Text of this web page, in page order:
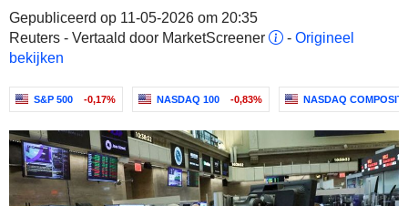
Gepubliceerd op 11-05-2026 om 20:35
Reuters - Vertaald door MarketScreener
- Origineel
bekijken
S&P 500 -0,17% NASDAQ 100 -0,83% NASDAQ